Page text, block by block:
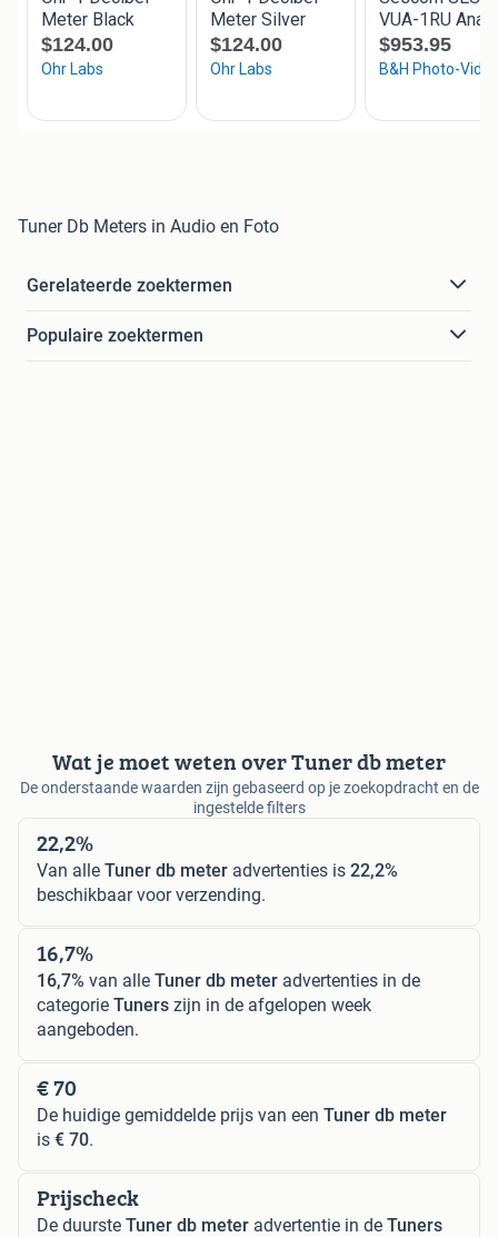
Tuner Db Meters in Audio en Foto
Gerelateerde zoektermen
Populaire zoektermen
Wat je moet weten over Tuner db meter
De onderstaande waarden zijn gebaseerd op je zoekopdracht en de
ingestelde filters
22,2%
Van alle Tuner db meter advertenties is 22,2%
beschikbaar voor verzending.
16,7%
16,7% van alle Tuner db meter advertenties in de
categorie Tuners zijn in de afgelopen week
aangeboden.
€ 70
De huidige gemiddelde prijs van een Tuner db meter
is € 70.
Prijscheck
De duurste Tuner db meter advertentie in de Tuners